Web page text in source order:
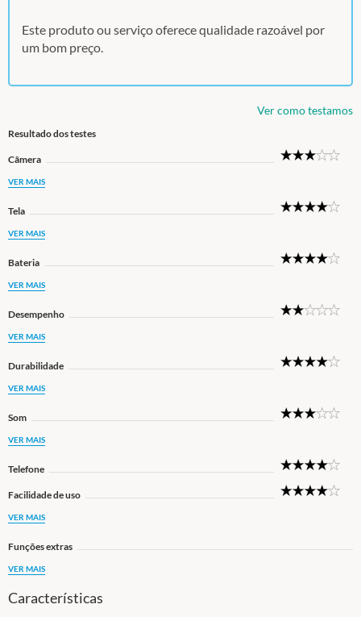
Este produto ou serviço oferece qualidade razoável por
um bom preço.
Ver como testamos
Resultado dos testes
Câmera
VER MAIS
Tela
VER MAIS
Bateria
VER MAIS
Desempenho
VER MAIS
Durabilidade
VER MAIS
Som
VER MAIS
Telefone
Facilidade de uso
VER MAIS
Funções extras
VER MAIS
Características